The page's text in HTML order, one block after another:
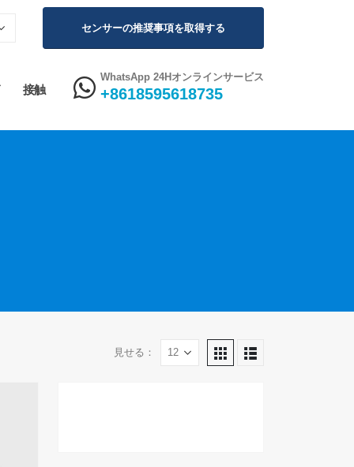
センサーの推奨事項を取得する
接触
WhatsApp 24Hオンラインサービス
+8618595618735
見せる：